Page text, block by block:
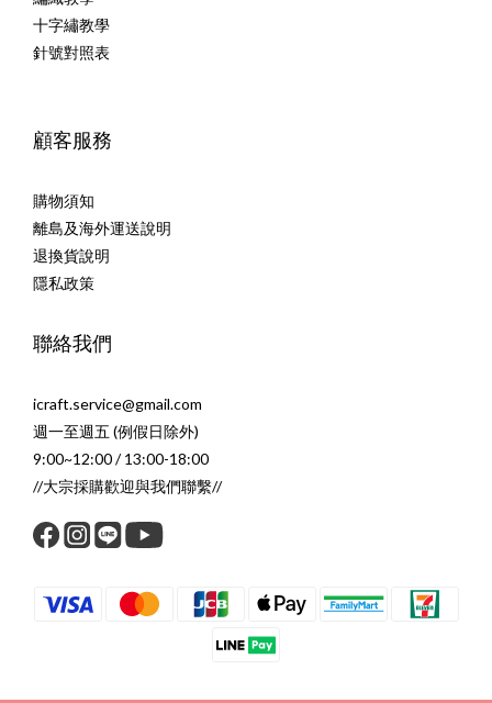
十字繡教學
針號對照表
顧客服務
購物須知
離島及海外運送說明
退換貨說明
隱私政策
聯絡我們
icraft.service@gmail.com
週一至週五 (例假日除外)
9:00~12:00 / 13:00-18:00
//大宗採購歡迎與我們聯繫//